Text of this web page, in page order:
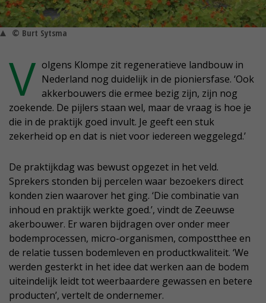
© Burt Sytsma
V olgens Klompe zit regeneratieve landbouw in
Nederland nog duidelijk in de pioniersfase. ‘Ook
akkerbouwers die ermee bezig zijn, zijn nog
zoekende. De pijlers staan wel, maar de vraag is hoe je
die in de praktijk goed invult. Je geeft een stuk
zekerheid op en dat is niet voor iedereen weggelegd.’
De praktijkdag was bewust opgezet in het veld.
Sprekers stonden bij percelen waar bezoekers direct
konden zien waarover het ging. ‘Die combinatie van
inhoud en praktijk werkte goed.’, vindt de Zeeuwse
akerbouwer. Er waren bijdragen over onder meer
bodemprocessen, micro-organismen, compostthee en
de relatie tussen bodemleven en productkwaliteit. ‘We
werden gesterkt in het idee dat werken aan de bodem
uiteindelijk leidt tot weerbaardere gewassen en betere
producten’, vertelt de ondernemer.